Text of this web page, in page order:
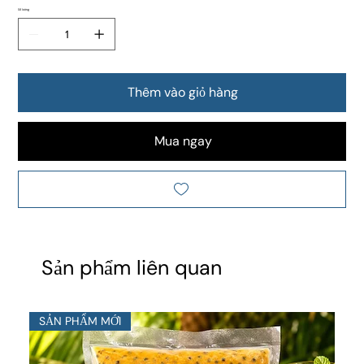
Số lượng
Thêm vào giỏ hàng
Mua ngay
Sản phẩm liên quan
SẢN PHẨM MỚI